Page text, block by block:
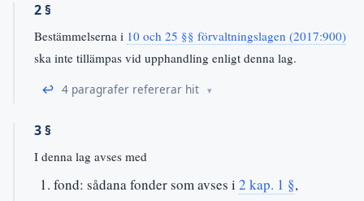
2 §
Bestämmelserna i 10 och 25 §§ förvaltningslagen (2017:900)
ska inte tillämpas vid upphandling enligt denna lag.
↩ 4 paragrafer refererar hit
3 §
I denna lag avses med
fond: sådana fonder som avses i 2 kap. 1 §,